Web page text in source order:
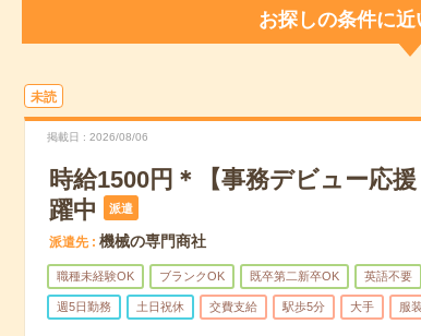
お探しの条件に
未読
掲載日 2026/08/06
時給1500円＊【事務デビュー応
躍中
派遣
派遣先 機械の専門商社
職種未経験OK ブランクOK 既卒第二新卒OK 英語不要
週5日勤務 土日祝休 交費支給 駅歩5分 大手 服